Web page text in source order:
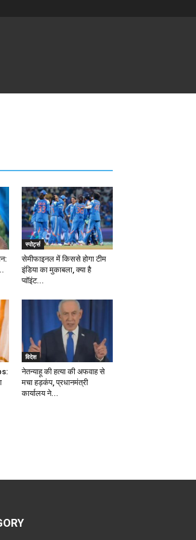
स्पोर्ट्स
सेमीफाइनल में किससे होगा टीम
इंडिया का मुकाबला, क्या है
प्वॉइंट...
विदेश
नेतन्याहू की हत्या की अफवाह से
मचा हड़कंप, प्रधानमंत्री
कार्यालय ने...